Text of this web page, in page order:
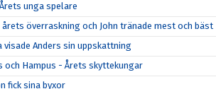
unga spelare
årets överraskning och John tränade mest och bäst
visade Anders sin uppskattning
och Hampus - Årets skyttekungar
fick sina byxor